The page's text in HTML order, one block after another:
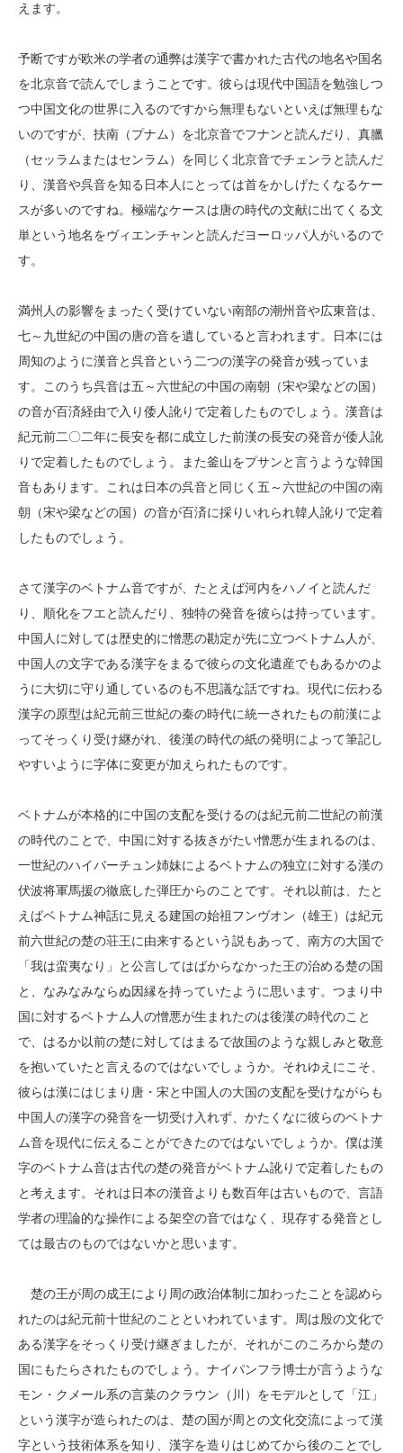
えます。
予断ですが欧米の学者の通弊は漢字で書かれた古代の地名や国名
を北京音で読んでしまうことです。彼らは現代中国語を勉強しつ
つ中国文化の世界に入るのですから無理もないといえば無理もな
いのですが、扶南（プナム）を北京音でフナンと読んだり、真臘
（セッラムまたはセンラム）を同じく北京音でチェンラと読んだ
り、漢音や呉音を知る日本人にとっては首をかしげたくなるケー
スが多いのですね。極端なケースは唐の時代の文献に出てくる文
単という地名をヴィエンチャンと読んだヨーロッパ人がいるので
す。
満州人の影響をまったく受けていない南部の潮州音や広東音は、
七～九世紀の中国の唐の音を遺していると言われます。日本には
周知のように漢音と呉音という二つの漢字の発音が残っていま
す。このうち呉音は五～六世紀の中国の南朝（宋や梁などの国）
の音が百済経由で入り倭人訛りで定着したものでしょう。漢音は
紀元前二〇二年に長安を都に成立した前漢の長安の発音が倭人訛
りで定着したものでしょう。また釜山をプサンと言うような韓国
音もあります。これは日本の呉音と同じく五～六世紀の中国の南
朝（宋や梁などの国）の音が百済に採りいれられ韓人訛りで定着
したものでしょう。
さて漢字のベトナム音ですが、たとえば河内をハノイと読んだ
り、順化をフエと読んだり、独特の発音を彼らは持っています。
中国人に対しては歴史的に憎悪の勘定が先に立つベトナム人が、
中国人の文字である漢字をまるで彼らの文化遺産でもあるかのよ
うに大切に守り通しているのも不思議な話ですね。現代に伝わる
漢字の原型は紀元前三世紀の秦の時代に統一されたもの前漢によ
ってそっくり受け継がれ、後漢の時代の紙の発明によって筆記し
やすいように字体に変更が加えられたものです。
ベトナムが本格的に中国の支配を受けるのは紀元前二世紀の前漢
の時代のことで、中国に対する抜きがたい憎悪が生まれるのは、
一世紀のハイバーチュン姉妹によるベトナムの独立に対する漢の
伏波将軍馬援の徹底した弾圧からのことです。それ以前は、たと
えばベトナム神話に見える建国の始祖フンヴオン（雄王）は紀元
前六世紀の楚の荘王に由来するという説もあって、南方の大国で
「我は蛮夷なり」と公言してはばからなかった王の治める楚の国
と、なみなみならぬ因縁を持っていたように思います。つまり中
国に対するベトナム人の憎悪が生まれたのは後漢の時代のこと
で、はるか以前の楚に対してはまるで故国のような親しみと敬意
を抱いていたと言えるのではないでしょうか。それゆえにこそ、
彼らは漢にはじまり唐・宋と中国人の大国の支配を受けながらも
中国人の漢字の発音を一切受け入れず、かたくなに彼らのベトナ
ム音を現代に伝えることができたのではないでしょうか。僕は漢
字のベトナム音は古代の楚の発音がベトナム訛りで定着したもの
と考えます。それは日本の漢音よりも数百年は古いもので、言語
学者の理論的な操作による架空の音ではなく、現存する発音とし
ては最古のものではないかと思います。
楚の王が周の成王により周の政治体制に加わったことを認めら
れたのは紀元前十世紀のことといわれています。周は殷の文化で
ある漢字をそっくり受け継ぎましたが、それがこのころから楚の
国にもたらされたものでしょう。ナイパンフラ博士が言うような
モン・クメール系の言葉のクラウン（川）をモデルとして「江」
という漢字が造られたのは、楚の国が周との文化交流によって漢
字という技術体系を知り、漢字を造りはじめてから後のことでし